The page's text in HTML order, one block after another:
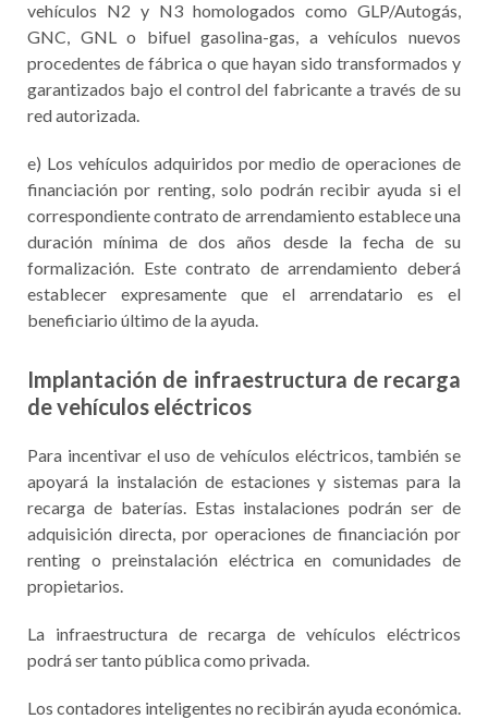
vehículos N2 y N3 homologados como GLP/Autogás,
GNC, GNL o bifuel gasolina-gas, a vehículos nuevos
procedentes de fábrica o que hayan sido transformados y
garantizados bajo el control del fabricante a través de su
red autorizada.
e) Los vehículos adquiridos por medio de operaciones de
financiación por renting, solo podrán recibir ayuda si el
correspondiente contrato de arrendamiento establece una
duración mínima de dos años desde la fecha de su
formalización. Este contrato de arrendamiento deberá
establecer expresamente que el arrendatario es el
beneficiario último de la ayuda.
Implantación de infraestructura de recarga
de vehículos eléctricos
Para incentivar el uso de vehículos eléctricos, también se
apoyará la instalación de estaciones y sistemas para la
recarga de baterías. Estas instalaciones podrán ser de
adquisición directa, por operaciones de financiación por
renting o preinstalación eléctrica en comunidades de
propietarios.
La infraestructura de recarga de vehículos eléctricos
podrá ser tanto pública como privada.
Los contadores inteligentes no recibirán ayuda económica.